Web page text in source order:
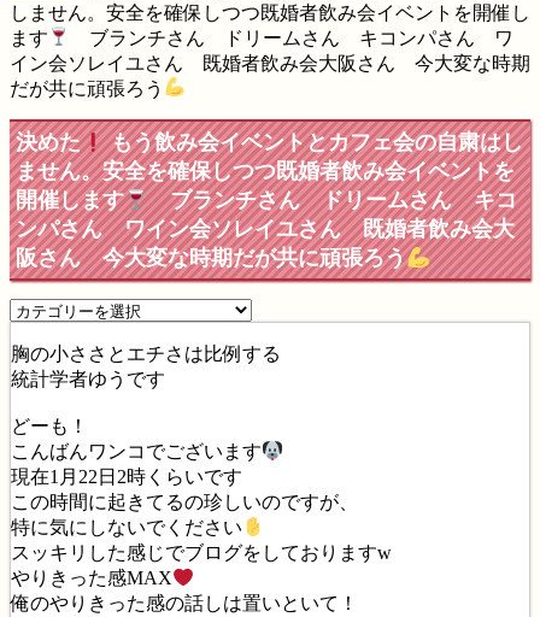
しません。安全を確保しつつ既婚者飲み会イベントを開催し
ます
ブランチさん ドリームさん キコンパさん ワ
イン会ソレイユさん 既婚者飲み会大阪さん 今大変な時期
だが共に頑張ろう
決めた
もう飲み会イベントとカフェ会の自粛はし
ません。安全を確保しつつ既婚者飲み会イベントを
開催します
ブランチさん ドリームさん キコ
ンパさん ワイン会ソレイユさん 既婚者飲み会大
阪さん 今大変な時期だが共に頑張ろう
胸の小ささとエチさは比例する
統計学者ゆうです
どーも！
こんばんワンコでございます
現在1月22日2時くらいです
この時間に起きてるの珍しいのですが、
特に気にしないでください
スッキリした感じでブログをしておりますw
やりきった感MAX
俺のやりきった感の話しは置いといて！